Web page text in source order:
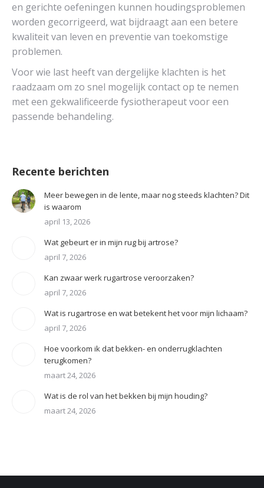
en gerichte oefeningen kunnen houdingsproblemen
worden gecorrigeerd, wat bijdraagt aan een betere
kwaliteit van leven en preventie van toekomstige
problemen.
Voor wie last heeft van dergelijke klachten is het
raadzaam om zo snel mogelijk contact op te nemen
met een gekwalificeerde fysiotherapeut voor een
passende behandeling.
Recente berichten
Meer bewegen in de lente, maar nog steeds klachten? Dit
is waarom
april 13, 2026
Wat gebeurt er in mijn rug bij artrose?
april 7, 2026
Kan zwaar werk rugartrose veroorzaken?
april 7, 2026
Wat is rugartrose en wat betekent het voor mijn lichaam?
april 7, 2026
Hoe voorkom ik dat bekken- en onderrugklachten
terugkomen?
maart 24, 2026
Wat is de rol van het bekken bij mijn houding?
maart 24, 2026